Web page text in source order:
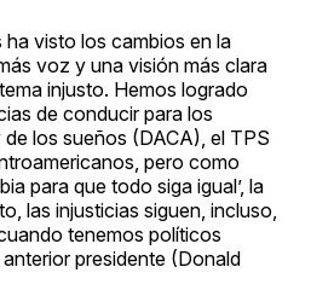
visto los cambios en la
voz y una visión más clara
injusto. Hemos logrado
de conducir para los
los sueños (DACA), el TPS
pero como
para que todo siga igual’, la
las injusticias siguen, incluso,
tenemos políticos
presidente (Donald